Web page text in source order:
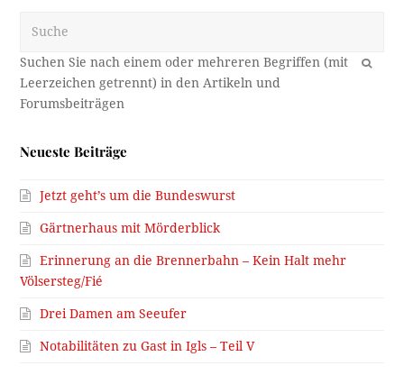
OK
Neueste Beiträge
Jetzt geht’s um die Bundeswurst
Gärtnerhaus mit Mörderblick
Erinnerung an die Brennerbahn – Kein Halt mehr
Völsersteg/Fié
Drei Damen am Seeufer
Notabilitäten zu Gast in Igls – Teil V